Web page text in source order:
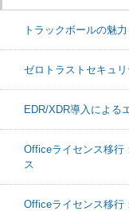
トラックボールの魅
ゼロトラストセキュ
EDR/XDR導入による
Officeライセンス移行
ス
Officeライセンス移行